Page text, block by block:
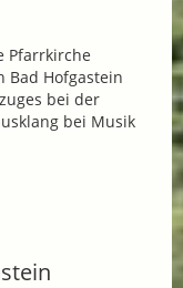
Pfarrkirche
Bad Hofgastein
bei der
bei Musik